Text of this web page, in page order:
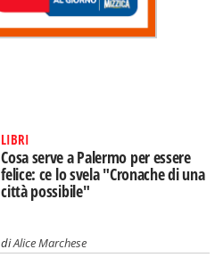
LIBRI
Cosa serve a Palermo per essere
felice: ce lo svela "Cronache di una
città possibile"
diAlice Marchese